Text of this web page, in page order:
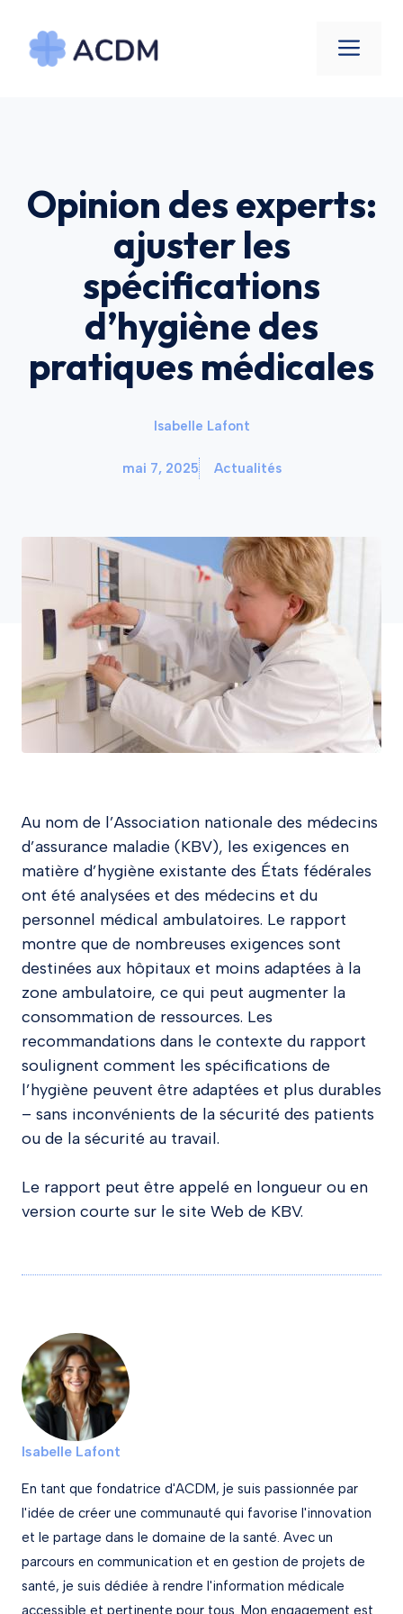
contenu
Opinion des experts:
ajuster les
spécifications
d’hygiène des
pratiques médicales
Isabelle Lafont
mai 7, 2025 Actualités
Au nom de l’Association nationale des médecins
d’assurance maladie (KBV), les exigences en
matière d’hygiène existante des États fédérales
ont été analysées et des médecins et du
personnel médical ambulatoires. Le rapport
montre que de nombreuses exigences sont
destinées aux hôpitaux et moins adaptées à la
zone ambulatoire, ce qui peut augmenter la
consommation de ressources. Les
recommandations dans le contexte du rapport
soulignent comment les spécifications de
l’hygiène peuvent être adaptées et plus durables
– sans inconvénients de la sécurité des patients
ou de la sécurité au travail.
Le rapport peut être appelé en longueur ou en
version courte sur le site Web de KBV.
Isabelle Lafont
En tant que fondatrice d'ACDM, je suis passionnée par
l'idée de créer une communauté qui favorise l'innovation
et le partage dans le domaine de la santé. Avec un
parcours en communication et en gestion de projets de
santé, je suis dédiée à rendre l'information médicale
accessible et pertinente pour tous. Mon engagement est